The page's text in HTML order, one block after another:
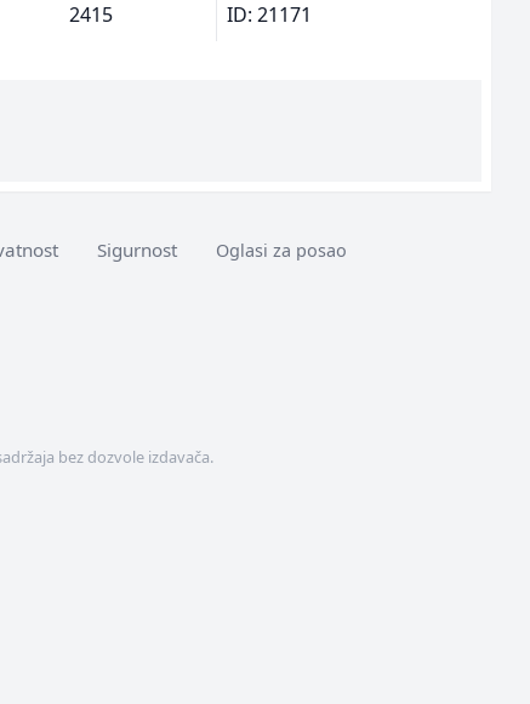
2415
ID: 21171
Sigurnost Oglasi za posao
bez dozvole izdavača.